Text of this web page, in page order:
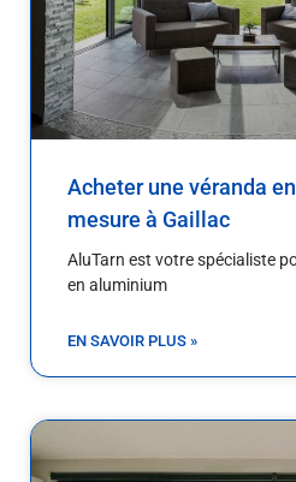
Acheter une véranda
mesure à Gaillac
AluTarn est votre spécialiste
en aluminium
EN SAVOIR PLUS »